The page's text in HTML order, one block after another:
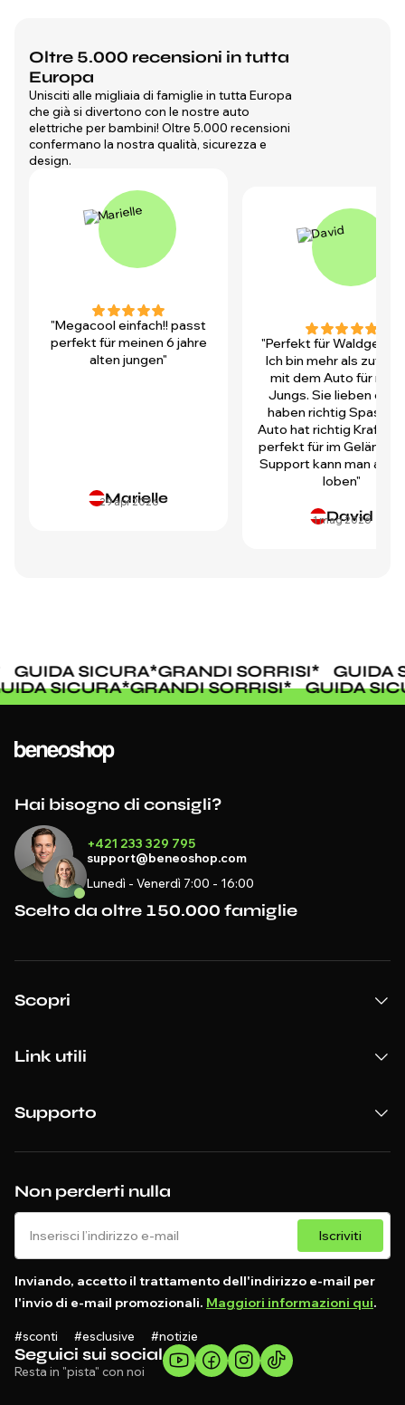
Oltre 5.000 recensioni in tutta
Europa
Unisciti alle migliaia di famiglie in tutta Europa
che già si divertono con le nostre auto
elettriche per bambini! Oltre 5.000 recensioni
confermano la nostra qualità, sicurezza e
design.
"Megacool einfach!! passt
perfekt für meinen 6 jahre
alten jungen"
Marielle
29 apr 2026
"Perfekt für
Ich bin mehr als
mit dem Auto für
Jungs. Sie lieben es
haben richtig Spass!
Auto hat richtig Kraft
perfekt für im Gelände.
Support kann man auch
loben"
David
1 mag 2026
GUIDA SICURA*GRANDI SORRISI*
GUIDA
SICURA*GRANDI SORRISI* GUIDA
Seguici sui social
Resta in "pista" con noi
Non perderti nulla
Iscriviti
Inviando, accetto il trattamento dell'indirizzo e-mail per
l'invio di e-mail promozionali. Maggiori informazioni qui.
#sconti #esclusive #notizie
Hai bisogno di consigli?
+421 233 329 795
support@beneoshop.com
Lunedì - Venerdì 7:00 - 16:00
Scelto da oltre 150.000 famiglie
Scopri
Link utili
Supporto